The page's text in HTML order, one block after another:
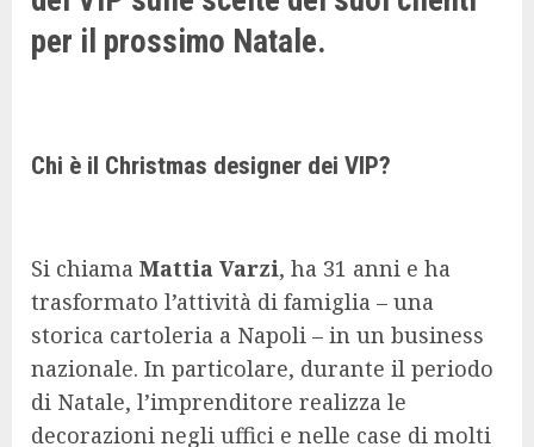
per il prossimo Natale.
Chi è il Christmas designer dei VIP?
Si chiama Mattia Varzi, ha 31 anni e ha
trasformato l’attività di famiglia – una
storica cartoleria a Napoli – in un business
nazionale. In particolare, durante il periodo
di Natale, l’imprenditore realizza le
decorazioni negli uffici e nelle case di molti